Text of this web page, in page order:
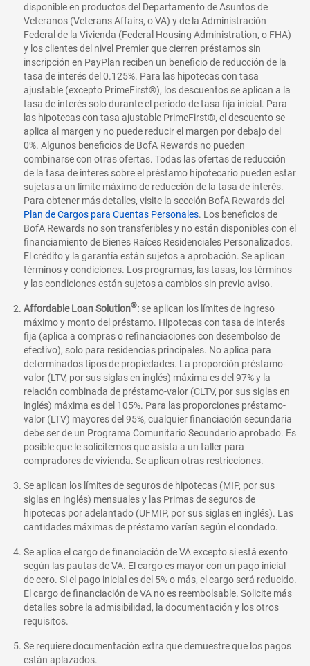
disponible en productos del Departamento de Asuntos de
Veteranos (Veterans Affairs, o VA) y de la Administración
Federal de la Vivienda (Federal Housing Administration, o FHA)
y los clientes del nivel Premier que cierren préstamos sin
inscripción en PayPlan reciben un beneficio de reducción de la
tasa de interés del 0.125%. Para las hipotecas con tasa
ajustable (excepto PrimeFirst®), los descuentos se aplican a la
tasa de interés solo durante el periodo de tasa fija inicial. Para
las hipotecas con tasa ajustable PrimeFirst®, el descuento se
aplica al margen y no puede reducir el margen por debajo del
0%. Algunos beneficios de BofA Rewards no pueden
combinarse con otras ofertas. Todas las ofertas de reducción
de la tasa de interes sobre el préstamo hipotecario pueden estar
sujetas a un límite máximo de reducción de la tasa de interés.
Para obtener más detalles, visite la sección BofA Rewards del
Plan de Cargos para Cuentas Personales. Los beneficios de
BofA Rewards no son transferibles y no están disponibles con el
financiamiento de Bienes Raíces Residenciales Personalizados.
El crédito y la garantía están sujetos a aprobación. Se aplican
términos y condiciones. Los programas, las tasas, los términos
y las condiciones están sujetos a cambios sin previo aviso.
Affordable Loan Solution®: se aplican los límites de ingreso
máximo y monto del préstamo. Hipotecas con tasa de interés
fija (aplica a compras o refinanciaciones con desembolso de
efectivo), solo para residencias principales. No aplica para
determinados tipos de propiedades. La proporción préstamo-
valor (LTV, por sus siglas en inglés) máxima es del 97% y la
relación combinada de préstamo-valor (CLTV, por sus siglas en
inglés) máxima es del 105%. Para las proporciones préstamo-
valor (LTV) mayores del 95%, cualquier financiación secundaria
debe ser de un Programa Comunitario Secundario aprobado. Es
posible que le solicitemos que asista a un taller para
compradores de vivienda. Se aplican otras restricciones.
Se aplican los límites de seguros de hipotecas (MIP, por sus
siglas en inglés) mensuales y las Primas de seguros de
hipotecas por adelantado (UFMIP, por sus siglas en inglés). Las
cantidades máximas de préstamo varían según el condado.
Se aplica el cargo de financiación de VA excepto si está exento
según las pautas de VA. El cargo es mayor con un pago inicial
de cero. Si el pago inicial es del 5% o más, el cargo será reducido.
El cargo de financiación de VA no es reembolsable. Solicite más
detalles sobre la admisibilidad, la documentación y los otros
requisitos.
Se requiere documentación extra que demuestre que los pagos
están aplazados.